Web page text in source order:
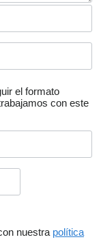
el formato
con este
nuestra política